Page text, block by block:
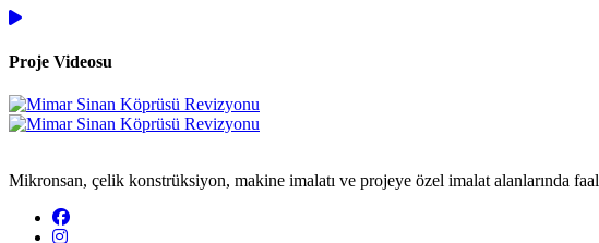
Proje Videosu
Mikronsan, çelik konstrüksiyon, makine imalatı ve projeye özel imalat alanlarında